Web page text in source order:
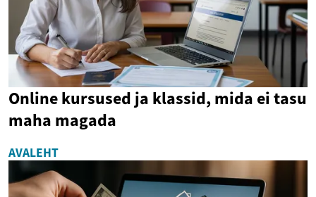
Online kursused ja klassid, mida ei tasu
maha magada
AVALEHT